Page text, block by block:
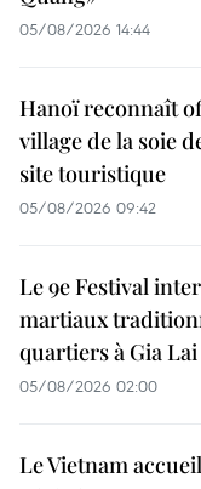
05/08/2026 14:44
Hanoï reconnaît
village de la soie
site touristique
05/08/2026 09:42
Le 9e Festival
martiaux
quartiers à Gia Lai
05/08/2026 02:00
Le Vietnam